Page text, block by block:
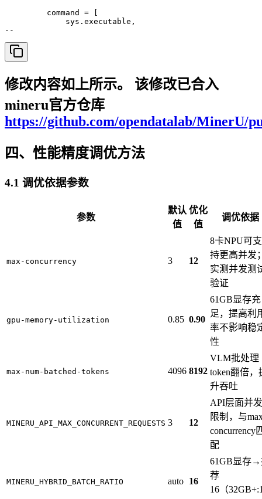
         command = [
             sys.executable,
--
修改内容如上所示。 该修改已合入
mineru官方仓库
https://github.com/opendatalab/MinerU/
四、性能精度调优方法
4.1 调优依据参数
参数
默认
值
优化
值
调优依据
max-concurrency 3 12
8卡NPU可支
持更高并发
实测并发测
验证
gpu-memory-utilization 0.85 0.90
61GB显存充
足，提高利
率不影响稳
性
max-num-batched-tokens 4096 8192
VLM批处理
token翻倍，
升吞吐
MINERU_API_MAX_CONCURRENT_REQUESTS 3 12
API层面并发
限制，与
concurrency
配
MINERU_HYBRID_BATCH_RATIO auto 16
61GB显存→
荐
16（